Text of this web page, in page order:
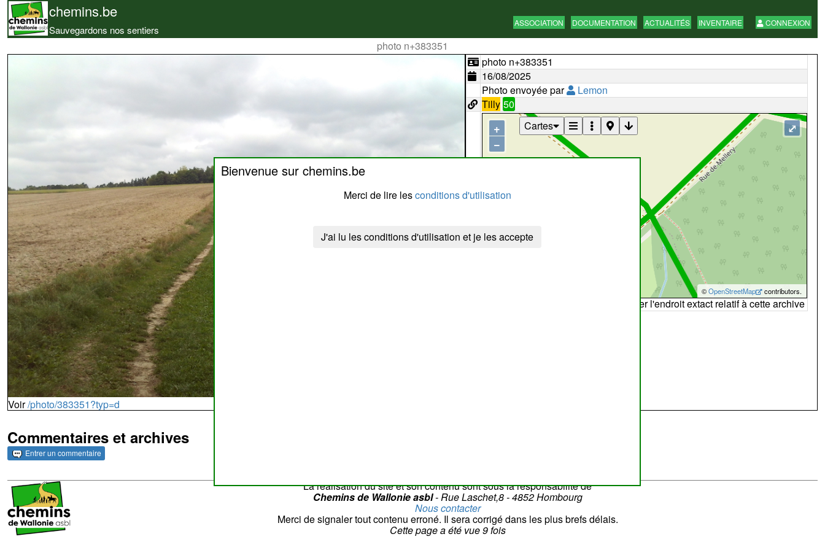
chemins.be
Sauvegardons nos sentiers
ASSOCIATION DOCUMENTATION ACTUALITÉS INVENTAIRE CONNEXION
photo n+383351
Bienvenue sur chemins.be
Merci de lire lesconditions d'utilisation
J'ai lu les conditions d'utilisation et je les accepte
Voir/photo/383351?typ=d
photo n+383351
16/08/2025
Photo envoyée par
Lemon
Tilly 50
©OpenStreetMap contributors.
+
−
⤢
Cartes
: la carte peut ne pas refléter l'endroit extact relatif à cette archive
Commentaires et archives
Entrer un commentaire
La réalisation du site et son contenu sont sous la responsabilité de
Chemins de Wallonie asbl- Rue Laschet,8 - 4852 Hombourg
Nous contacter
Merci de signaler tout contenu erroné. Il sera corrigé dans les plus brefs délais.
Cette page a été vue9fois